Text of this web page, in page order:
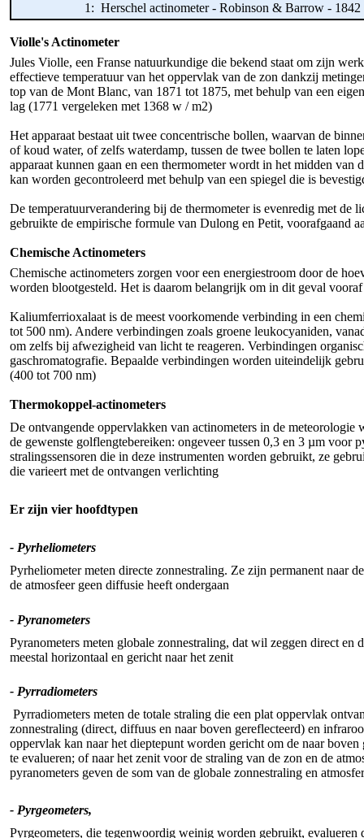
1: Herschel actinometer - Robinson & Barrow - 1842
Violle's Actinometer
Jules Violle, een Franse natuurkundige die bekend staat om zijn
effectieve temperatuur van het oppervlak van de zon dankzij
top van de Mont Blanc, van 1871 tot 1875, met behulp van een
lag (1771 vergeleken met 1368 w / m2)
Het apparaat bestaat uit twee concentrische bollen, waarvan de
of koud water, of zelfs waterdamp, tussen de twee bollen te laten
apparaat kunnen gaan en een thermometer wordt in het midden
kan worden gecontroleerd met behulp van een spiegel die is
De temperatuurverandering bij de thermometer is evenredig met
gebruikte de empirische formule van Dulong en Petit, voorafgaand
Chemische Actinometers
Chemische actinometers zorgen voor een energiestroom door de
worden blootgesteld. Het is daarom belangrijk om in dit geval
Kaliumferrioxalaat is de meest voorkomende verbinding in een
tot 500 nm). Andere verbindingen zoals groene leukocyaniden,
om zelfs bij afwezigheid van licht te reageren. Verbindingen
gaschromatografie. Bepaalde verbindingen worden uiteindelijk
(400 tot 700 nm)
Thermokoppel-actinometers
De ontvangende oppervlakken van actinometers in de
de gewenste golflengtebereiken: ongeveer tussen 0,3 en 3 µm voor
stralingssensoren die in deze instrumenten worden gebruikt, ze
die varieert met de ontvangen verlichting
Er zijn vier hoofdtypen
- Pyrheliometers
Pyrheliometer meten directe zonnestraling. Ze zijn permanent naar
de atmosfeer geen diffusie heeft ondergaan
- Pyranometers
Pyranometers meten globale zonnestraling, dat wil zeggen direct
meestal horizontaal en gericht naar het zenit
- Pyrradiometers
Pyrradiometers meten de totale straling die een plat oppervlak
zonnestraling (direct, diffuus en naar boven gereflecteerd) en
oppervlak kan naar het dieptepunt worden gericht om de naar
te evalueren; of naar het zenit voor de straling van de zon en de
pyranometers geven de som van de globale zonnestraling en
- Pyrgeometers,
Pyrgeometers, die tegenwoordig weinig worden gebruikt,